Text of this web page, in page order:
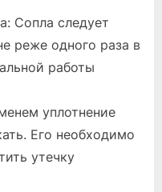
Сопла следует
реже одного раза в
работы
уплотнение
Его необходимо
утечку